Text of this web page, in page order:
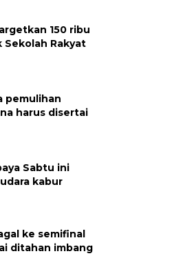
150 ribu
Sekolah Rakyat
pemulihan
harus disertai
Sabtu ini
kabur
ke semifinal
ditahan imbang